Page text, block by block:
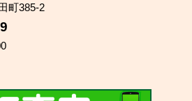
町385-2